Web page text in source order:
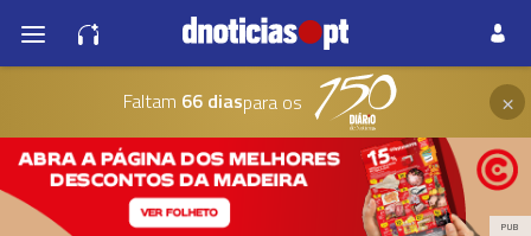
Faltam 66 diaspara os ×
PUB